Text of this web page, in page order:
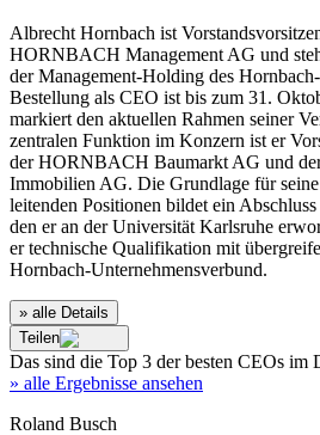
Albrecht Hornbach ist
HORNBACH Management AG und
der Management-Holding des
Bestellung als CEO ist bis zum 31.
markiert den aktuellen Rahmen seiner
zentralen Funktion im Konzern ist er
der HORNBACH Baumarkt AG und
Immobilien AG. Die Grundlage für
leitenden Positionen bildet ein
den er an der Universität Karlsruhe
er technische Qualifikation mit
Hornbach-Unternehmensverbund.
» alle Details
Teilen
Das sind die Top 3 der besten CEOs im
» alle Ergebnisse ansehen
Roland Busch